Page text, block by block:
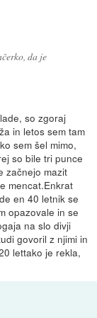
da je
so zgoraj
in letos sem tam
sem šel mimo,
so bile tri punce
začnejo mazit
mencat.Enkrat
en 40 letnik se
opazovale in se
na slo divji
govoril z njimi in
lettako je rekla,